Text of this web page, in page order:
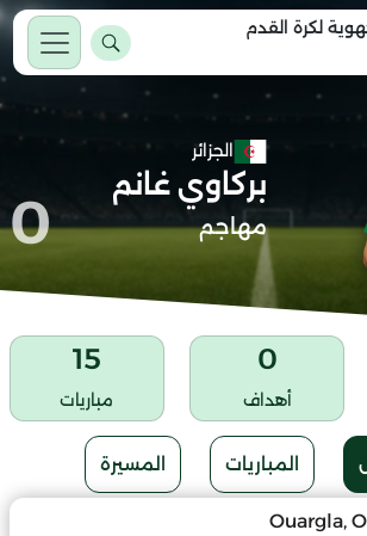
لكرة القدم
الجزائر
بركاوي غانم
مهاجم 0
0
أهداف
15
مباريات
المباريات المسيرة
Ouargla,